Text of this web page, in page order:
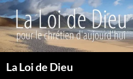
La Loi de Dieu